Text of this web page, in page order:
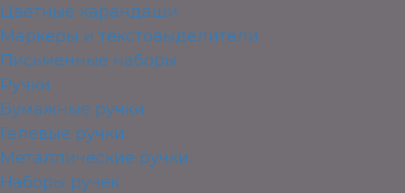
Цветные карандаши
Маркеры и текстовыделители
Письменные наборы
Ручки
Бумажные ручки
Гелевые ручки
Металлические ручки
Наборы ручек